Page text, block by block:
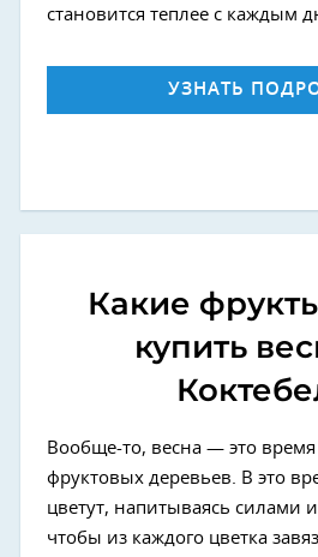
становится теплее с каждым
УЗНАТЬ
Какие
купить
Вообще-то, весна — это
фруктовых деревьев. В это
цветут, напитываясь силами
чтобы из каждого цветка